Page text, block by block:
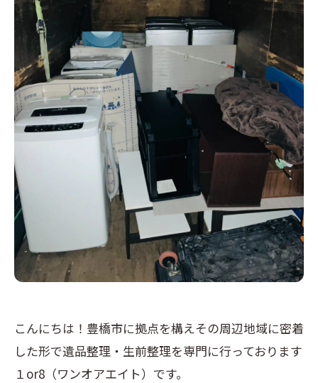
こんにちは！豊橋市に拠点を構えその周辺地域に密着
した形で遺品整理・生前整理を専門に行っております
１or8（ワンオアエイト）です。